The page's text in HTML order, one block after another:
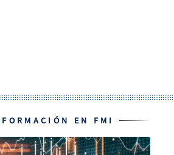
EN FMI